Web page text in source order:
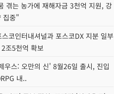
겪는 농가에 재해자금 3천억 지원, 강
집중"
코인터내셔널과 포스코DX 지분 일부
조5천억 확보
우스: 오만의 신' 8월26일 출시, 진입
내..